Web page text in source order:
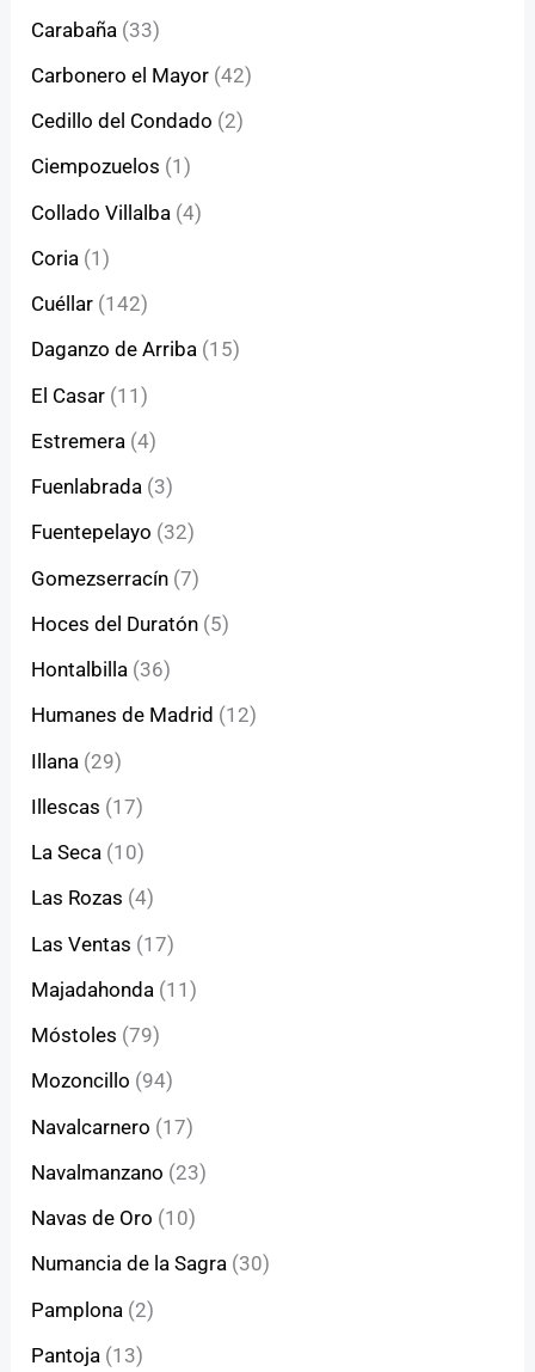
Carabaña (33)
Carbonero el Mayor (42)
Cedillo del Condado (2)
Ciempozuelos (1)
Collado Villalba (4)
Coria (1)
Cuéllar (142)
Daganzo de Arriba (15)
El Casar (11)
Estremera (4)
Fuenlabrada (3)
Fuentepelayo (32)
Gomezserracín (7)
Hoces del Duratón (5)
Hontalbilla (36)
Humanes de Madrid (12)
Illana (29)
Illescas (17)
La Seca (10)
Las Rozas (4)
Las Ventas (17)
Majadahonda (11)
Móstoles (79)
Mozoncillo (94)
Navalcarnero (17)
Navalmanzano (23)
Navas de Oro (10)
Numancia de la Sagra (30)
Pamplona (2)
Pantoja (13)